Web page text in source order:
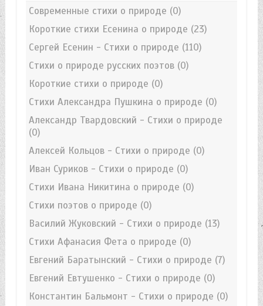
Современные стихи о природе (0)
Короткие стихи Есенина о природе (23)
Сергей Есенин - Стихи о природе (110)
Стихи о природе русских поэтов(0)
Короткие стихи о природе (0)
Стихи Александра Пушкина о природе (0)
Александр Твардовский - Стихи о природе
(0)
Алексей Кольцов - Стихи о природе (0)
Иван Суриков - Стихи о природе (0)
Стихи Ивана Никитина о природе (0)
Стихи поэтов о природе (0)
Василий Жуковский - Стихи о природе (13)
Стихи Афанасия Фета о природе (0)
Евгений Баратынский - Стихи о природе (7)
Евгений Евтушенко - Стихи о природе (0)
Константин Бальмонт - Стихи о природе (0)